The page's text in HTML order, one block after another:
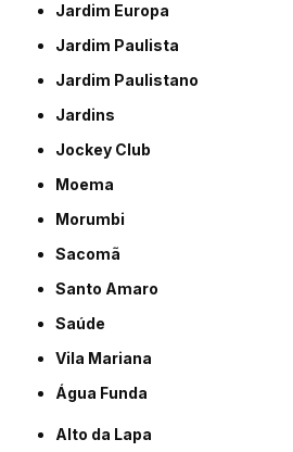
Jardim Europa
Jardim Paulista
Jardim Paulistano
Jardins
Jockey Club
Moema
Morumbi
Sacomã
Santo Amaro
Saúde
Vila Mariana
Água Funda
Alto da Lapa